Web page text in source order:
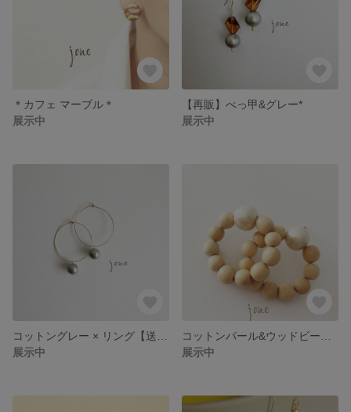
＊カフェ マーブル＊
展示中
【再販】べっ甲&グレー*
展示中
展示中
展示中